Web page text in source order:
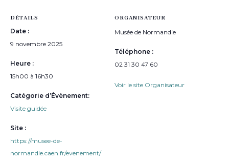
DÉTAILS
Date :
9 novembre 2025
Heure :
15h00 à 16h30
Catégorie d’Évènement:
Visite guidée
Site :
https://musee-de-
normandie.caen.fr/evenement/
ORGANISATEUR
Musée de Normandie
Téléphone :
02 31 30 47 60
Voir le site Organisateur